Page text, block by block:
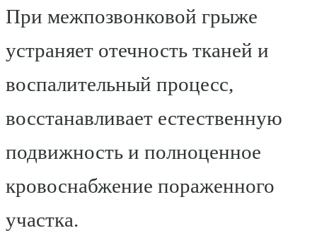
При межпозвонковой грыже
устраняет отечность тканей и
воспалительный процесс,
восстанавливает естественную
подвижность и полноценное
кровоснабжение пораженного
участка.